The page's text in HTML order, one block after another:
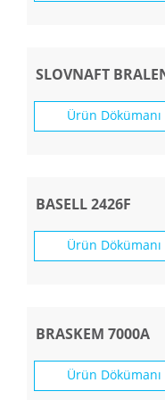
SLOVNAFT
Ürün Dökümanı
BASELL 2426F
Ürün Dökümanı
BRASKEM 7000A
Ürün Dökümanı